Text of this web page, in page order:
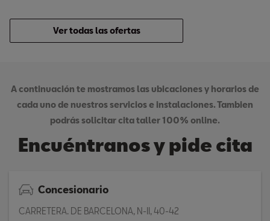
Ver todas las ofertas
A continuación te mostramos las ubicaciones y horarios de
cada uno de nuestros servicios e instalaciones. Tambien
podrás solicitar cita taller 100% online.
Encuéntranos y pide cita
Concesionario
CARRETERA. DE BARCELONA, N-II, 40-42